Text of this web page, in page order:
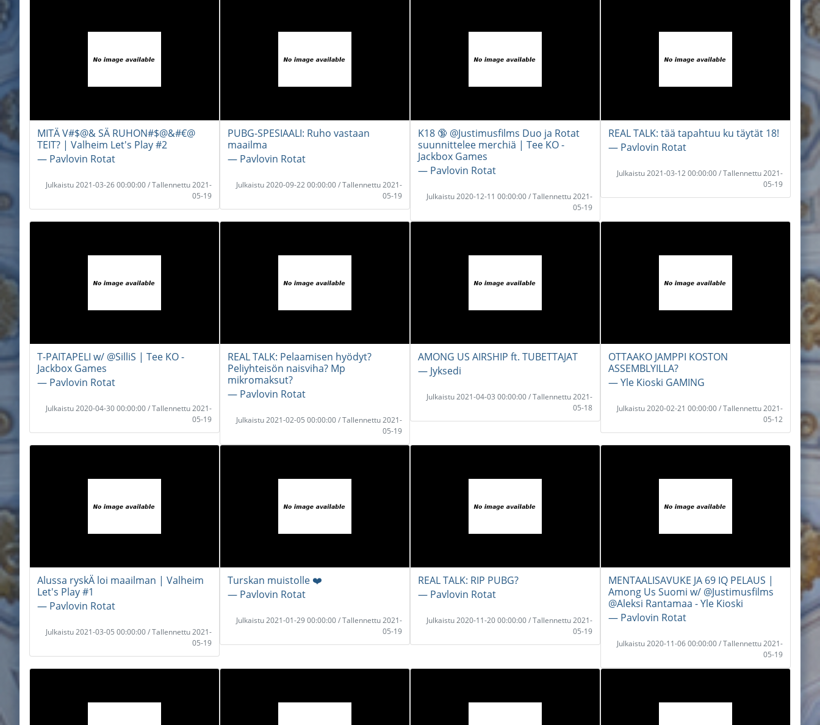
MITÄ V#$@& SÄ RUHON#$@&#€@
TEIT? | Valheim Let's Play #2
― Pavlovin Rotat
Julkaistu 2021-03-26 00:00:00 / Tallennettu 2021-
05-19
PUBG-SPESIAALI: Ruho vastaan
maailma
― Pavlovin Rotat
Julkaistu 2020-09-22 00:00:00 / Tallennettu 2021-
05-19
K18 🔞 @Justimusfilms Duo ja Rotat
suunnittelee merchiä | Tee KO -
Jackbox Games
― Pavlovin Rotat
Julkaistu 2020-12-11 00:00:00 / Tallennettu 2021-
05-19
REAL TALK: tää tapahtuu ku täytät 18!
― Pavlovin Rotat
Julkaistu 2021-03-12 00:00:00 / Tallennettu 2021-
05-19
T-PAITAPELI w/ @SilliS | Tee KO -
Jackbox Games
― Pavlovin Rotat
Julkaistu 2020-04-30 00:00:00 / Tallennettu 2021-
05-19
REAL TALK: Pelaamisen hyödyt?
Peliyhteisön naisviha? Mp
mikromaksut?
― Pavlovin Rotat
Julkaistu 2021-02-05 00:00:00 / Tallennettu 2021-
05-19
AMONG US AIRSHIP ft. TUBETTAJAT
― Jyksedi
Julkaistu 2021-04-03 00:00:00 / Tallennettu 2021-
05-18
OTTAAKO JAMPPI KOSTON
ASSEMBLYILLA?
― Yle Kioski GAMING
Julkaistu 2020-02-21 00:00:00 / Tallennettu 2021-
05-12
Alussa ryskÄ loi maailman | Valheim
Let's Play #1
― Pavlovin Rotat
Julkaistu 2021-03-05 00:00:00 / Tallennettu 2021-
05-19
Turskan muistolle ❤️
― Pavlovin Rotat
Julkaistu 2021-01-29 00:00:00 / Tallennettu 2021-
05-19
REAL TALK: RIP PUBG?
― Pavlovin Rotat
Julkaistu 2020-11-20 00:00:00 / Tallennettu 2021-
05-19
MENTAALISAVUKE JA 69 IQ PELAUS |
Among Us Suomi w/ @Justimusfilms
@Aleksi Rantamaa - Yle Kioski
― Pavlovin Rotat
Julkaistu 2020-11-06 00:00:00 / Tallennettu 2021-
05-19